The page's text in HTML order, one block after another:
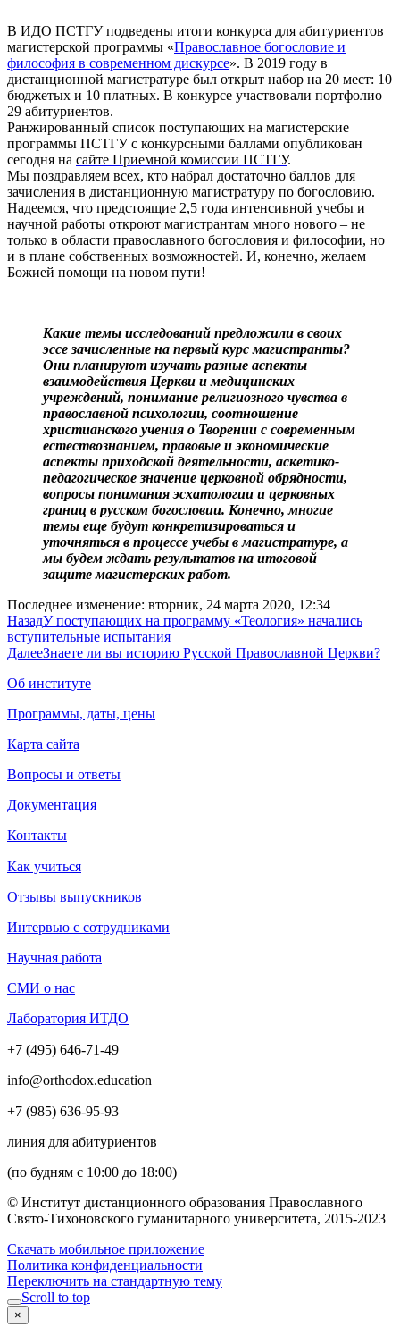
В ИДО ПСТГУ подведены итоги конкурса для абитуриентов
магистерской программы «Православное богословие и
философия в современном дискурсе». В 2019 году в
дистанционной магистратуре был открыт набор на 20 мест: 10
бюджетых и 10 платных. В конкурсе участвовали портфолио
29 абитуриентов.
Ранжированный список поступающих на магистерские
программы ПСТГУ с конкурсными баллами опубликован
сегодня на сайте Приемной комиссии ПСТГУ.
Мы поздравляем всех, кто набрал достаточно баллов для
зачисления в дистанционную магистратуру по богословию.
Надеемся, что предстоящие 2,5 года интенсивной учебы и
научной работы откроют магистрантам много нового – не
только в области православного богословия и философии, но
и в плане собственных возможностей. И, конечно, желаем
Божией помощи на новом пути!
Какие темы исследований предложили в своих
эссе зачисленные на первый курс магистранты?
Они планируют изучать разные аспекты
взаимодействия Церкви и медицинских
учреждений, понимание религиозного чувства в
православной психологии, соотношение
христианского учения о Творении с современным
естествознанием, правовые и экономические
аспекты приходской деятельности, аскетико-
педагогическое значение церковной обрядности,
вопросы понимания эсхатологии и церковных
границ в русском богословии. Конечно, многие
темы еще будут конкретизироваться и
уточняться в процессе учебы в магистратуре, а
мы будем ждать результатов на итоговой
защите магистерских работ.
Последнее изменение: вторник, 24 марта 2020, 12:34
НазадУ поступающих на программу «Теология» начались
вступительные испытания
ДалееЗнаете ли вы историю Русской Православной Церкви?
Об институте
Программы, даты, цены
Карта сайта
Вопросы и ответы
Документация
Контакты
Как учиться
Отзывы выпускников
Интервью с сотрудниками
Научная работа
СМИ о нас
Лаборатория ИТДО
+7 (495) 646-71-49
info@orthodox.education
+7 (985) 636-95-93
линия для абитуриентов
(по будням с 10:00 до 18:00)
© Институт дистанционного образования Православного
Свято-Тихоновского гуманитарного университета, 2015-2023
Скачать мобильное приложение
Политика конфиденциальности
Переключить на стандартную тему
Scroll to top
×